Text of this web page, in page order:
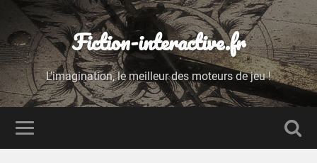
Fiction-interactive.fr
L'imagination, le meilleur des moteurs de jeu !